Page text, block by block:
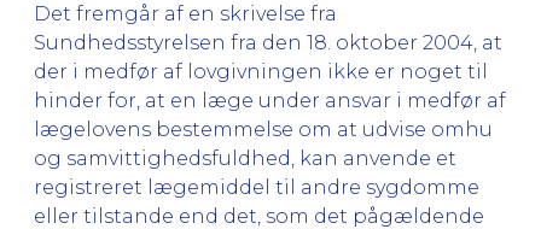
Det fremgår af en skrivelse fra
Sundhedsstyrelsen fra den 18. oktober 2004, at
der i medfør af lovgivningen ikke er noget til
hinder for, at en læge under ansvar i medfør af
lægelovens bestemmelse om at udvise omhu
og samvittighedsfuldhed, kan anvende et
registreret lægemiddel til andre sygdomme
eller tilstande end det, som det pågældende